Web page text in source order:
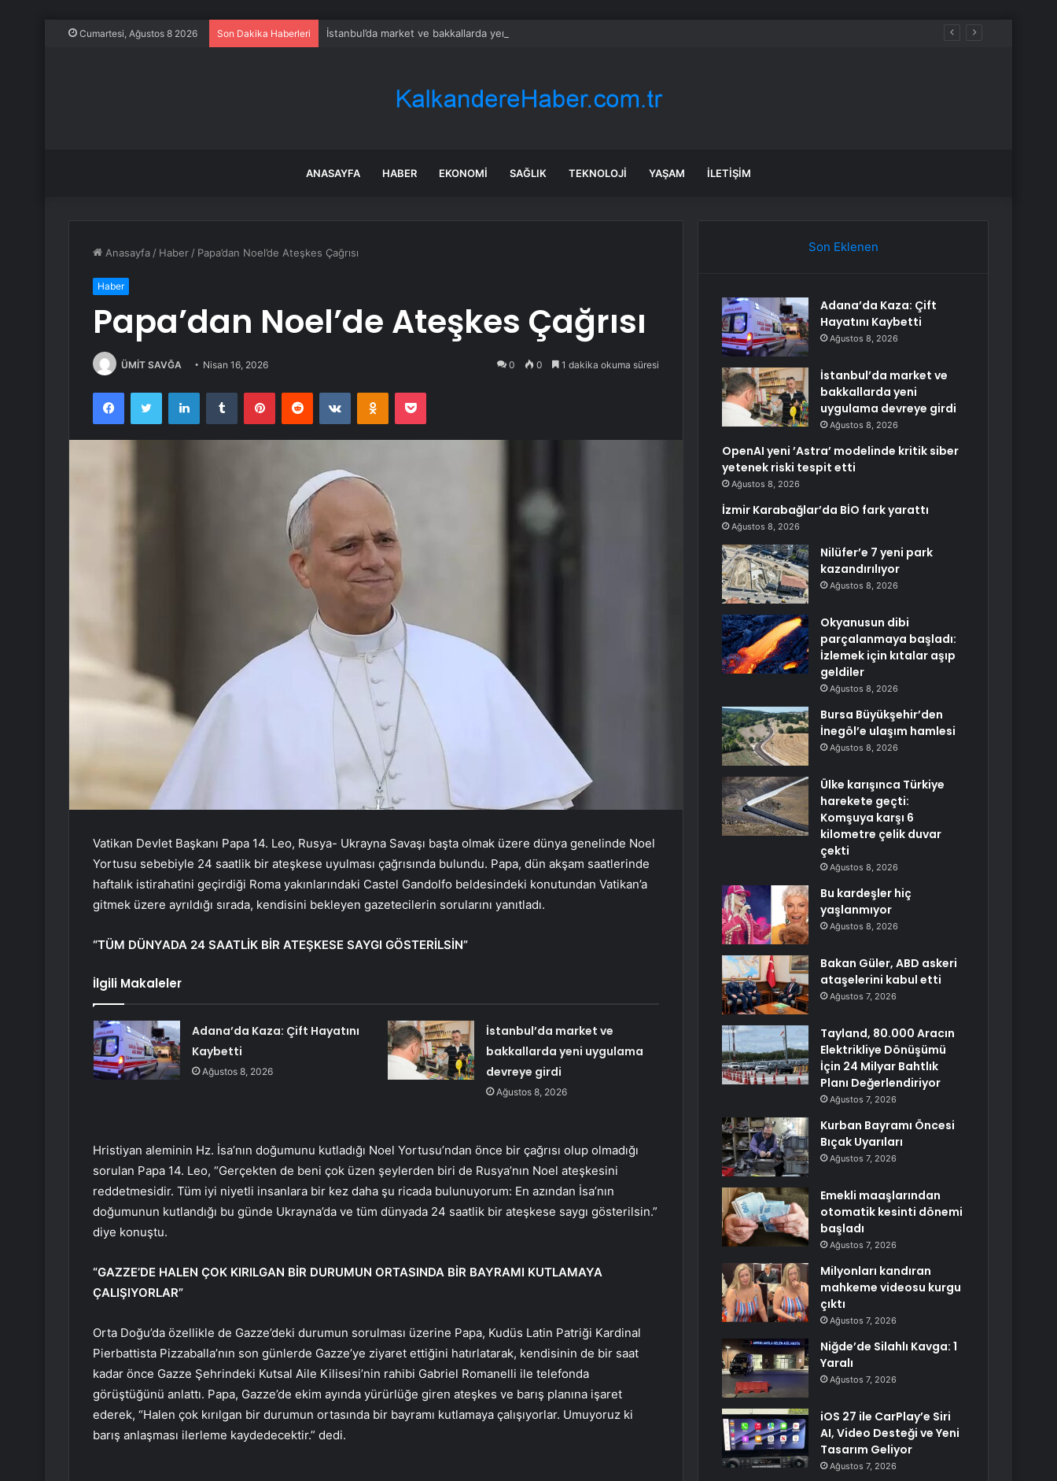
Cumartesi, Ağustos 8 2026 Son Dakika Haberleri İstanbul’da market ve bakkallarda yeni uygulama devreye girdi
ANASAYFA HABER EKONOMI SAĞLIK TEKNOLOJI YAŞAM İLETIŞIM
Anasayfa / Haber / Papa’dan Noel’de Ateşkes Çağrısı
Haber
Papa’dan Noel’de Ateşkes Çağrısı
ÜMİT SAVĞA Nisan 16, 2026 0 0 1 dakika okuma süresi
FacebookTwitter LinkedInTumblr PinterestReddit VKontakteOdnoklassniki
Pocket
Vatikan Devlet Başkanı Papa 14. Leo, Rusya- Ukrayna Savaşı başta olmak üzere dünya genelinde Noel
Yortusu sebebiyle 24 saatlik bir ateşkese uyulması çağrısında bulundu. Papa, dün akşam saatlerinde
haftalık istirahatini geçirdiği Roma yakınlarındaki Castel Gandolfo beldesindeki konutundan Vatikan’a
gitmek üzere ayrıldığı sırada, kendisini bekleyen gazetecilerin sorularını yanıtladı.
“TÜM DÜNYADA 24 SAATLİK BİR ATEŞKESE SAYGI GÖSTERİLSİN”
İlgili Makaleler
Adana’da Kaza: Çift Hayatını
Kaybetti
Ağustos 8, 2026
İstanbul’da market ve
bakkallarda yeni uygulama
devreye girdi
Ağustos 8, 2026
Hristiyan aleminin Hz. İsa’nın doğumunu kutladığı Noel Yortusu’ndan önce bir çağrısı olup olmadığı
sorulan Papa 14. Leo, “Gerçekten de beni çok üzen şeylerden biri de Rusya’nın Noel ateşkesini
reddetmesidir. Tüm iyi niyetli insanlara bir kez daha şu ricada bulunuyorum: En azından İsa’nın
doğumunun kutlandığı bu günde Ukrayna’da ve tüm dünyada 24 saatlik bir ateşkese saygı gösterilsin.”
diye konuştu.
“GAZZE’DE HALEN ÇOK KIRILGAN BİR DURUMUN ORTASINDA BİR BAYRAMI KUTLAMAYA
ÇALIŞIYORLAR”
Orta Doğu’da özellikle de Gazze’deki durumun sorulması üzerine Papa, Kudüs Latin Patriği Kardinal
Pierbattista Pizzaballa’nın son günlerde Gazze’ye ziyaret ettiğini hatırlatarak, kendisinin de bir saat
kadar önce Gazze Şehrindeki Kutsal Aile Kilisesi’nin rahibi Gabriel Romanelli ile telefonda
görüştüğünü anlattı. Papa, Gazze’de ekim ayında yürürlüğe giren ateşkes ve barış planına işaret
ederek, “Halen çok kırılgan bir durumun ortasında bir bayramı kutlamaya çalışıyorlar. Umuyoruz ki
barış anlaşması ilerleme kaydedecektir.” dedi.
Son Eklenen
Adana’da Kaza: Çift
Hayatını Kaybetti
Ağustos 8, 2026
İstanbul’da market ve
bakkallarda yeni
uygulama devreye girdi
Ağustos 8, 2026
OpenAI yeni ’Astra’ modelinde kritik siber
yetenek riski tespit etti
Ağustos 8, 2026
İzmir Karabağlar’da BİO fark yarattı
Ağustos 8, 2026
Nilüfer’e 7 yeni park
kazandırılıyor
Ağustos 8, 2026
Okyanusun dibi
parçalanmaya başladı:
İzlemek için kıtalar aşıp
geldiler
Ağustos 8, 2026
Bursa Büyükşehir’den
İnegöl’e ulaşım hamlesi
Ağustos 8, 2026
Ülke karışınca Türkiye
harekete geçti:
Komşuya karşı 6
kilometre çelik duvar
çekti
Ağustos 8, 2026
Bu kardeşler hiç
yaşlanmıyor
Ağustos 8, 2026
Bakan Güler, ABD askeri
ataşelerini kabul etti
Ağustos 7, 2026
Tayland, 80.000 Aracın
Elektrikliye Dönüşümü
İçin 24 Milyar Bahtlık
Planı Değerlendiriyor
Ağustos 7, 2026
Kurban Bayramı Öncesi
Bıçak Uyarıları
Ağustos 7, 2026
Emekli maaşlarından
otomatik kesinti dönemi
başladı
Ağustos 7, 2026
Milyonları kandıran
mahkeme videosu kurgu
çıktı
Ağustos 7, 2026
Niğde’de Silahlı Kavga: 1
Yaralı
Ağustos 7, 2026
iOS 27 ile CarPlay’e Siri
AI, Video Desteği ve Yeni
Tasarım Geliyor
Ağustos 7, 2026